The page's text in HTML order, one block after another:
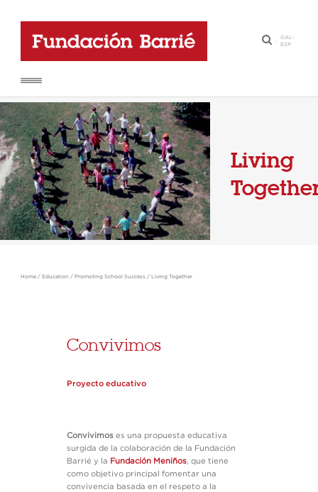
·
GAL-
ESP
Living
Home / Education / Promoting School Success / Living Together
Convivimos
Proyecto educativo
Convivimoses una propuesta educativa
surgida de la colaboración de la Fundación
Barrié y la Fundación Meniños, que tiene
como objetivo principal fomentar una
convivencia basada en el respeto a la